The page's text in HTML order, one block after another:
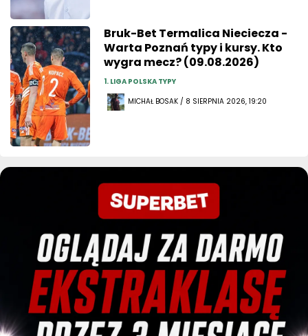
Bruk-Bet Termalica Nieciecza -
Warta Poznań typy i kursy. Kto
wygra mecz? (09.08.2026)
1. LIGA POLSKA TYPY
MICHAŁ BOSAK / 8 SIERPNIA 2026, 19:20